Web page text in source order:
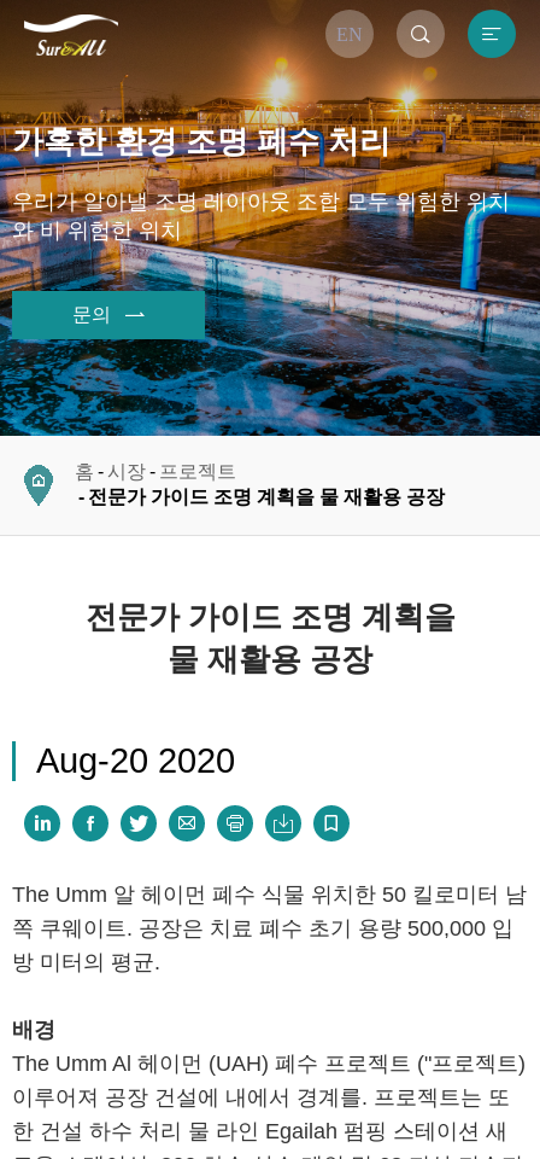
EN  
가혹한 환경 조명 폐수 처리
우리가 알아낼 조명 레이아웃 조합 모두 위험한 위치
와 비 위험한 위치
문의 
홈 시장
프로젝트
전문가 가이드 조명 계획을 물 재활용 공장
전문가 가이드 조명 계획을
물 재활용 공장
Aug-20 2020
      
The Umm 알 헤이먼 폐수 식물 위치한 50 킬로미터 남
쪽 쿠웨이트. 공장은 치료 폐수 초기 용량 500,000 입
방 미터의 평균.
배경
The Umm Al 헤이먼 (UAH) 폐수 프로젝트 ("프로젝트)
이루어져 공장 건설에 내에서 경계를. 프로젝트는 또
한 건설 하수 처리 물 라인 Egailah 펌핑 스테이션 새